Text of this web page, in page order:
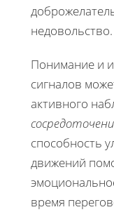
недовольство.
Понимание и
сигналов
активного
способность
движений
время